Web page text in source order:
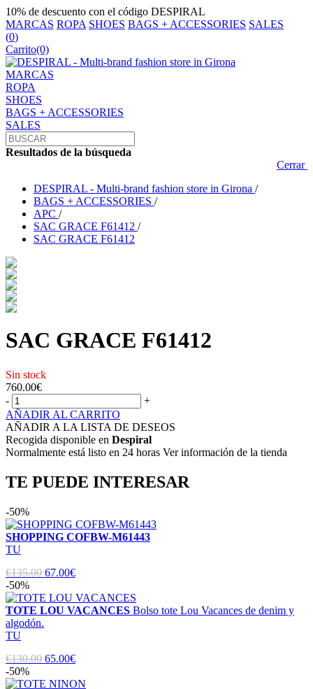
10% de descuento con el código DESPIRAL
MARCAS ROPA SHOES BAGS + ACCESSORIES SALES
(0)
Carrito(0)
MARCAS
ROPA
SHOES
BAGS + ACCESSORIES
SALES
Resultados de la búsqueda
Cerrar
DESPIRAL - Multi-brand fashion store in Girona /
BAGS + ACCESSORIES /
APC /
SAC GRACE F61412 /
SAC GRACE F61412
SAC GRACE F61412
Sin stock
760.00€
-
+
AÑADIR AL CARRITO
AÑADIR A LA LISTA DE DESEOS
Recogida disponible en Despiral
Normalmente está listo en 24 horas Ver información de la tienda
TE PUEDE INTERESAR
-50%
SHOPPING COFBW-M61443
TU
€135.00 67.00€
-50%
TOTE LOU VACANCES Bolso tote Lou Vacances de denim y
algodón.
TU
€130.00 65.00€
-50%